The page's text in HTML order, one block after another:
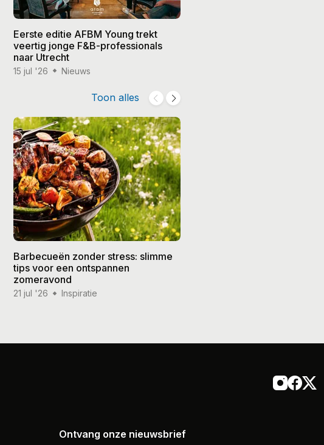
Eerste editie AFBM Young trekt
veertig jonge F&B-professionals
naar Utrecht
15 jul '26 Nieuws
Toon alles
Barbecueën zonder stress: slimme
tips voor een ontspannen
zomeravond
21 jul '26 Inspiratie
Ontvang onze nieuwsbrief